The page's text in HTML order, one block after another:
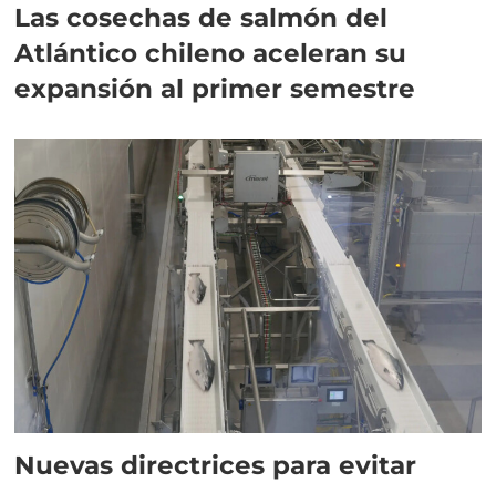
Las cosechas de salmón del
Atlántico chileno aceleran su
expansión al primer semestre
Nuevas directrices para evitar